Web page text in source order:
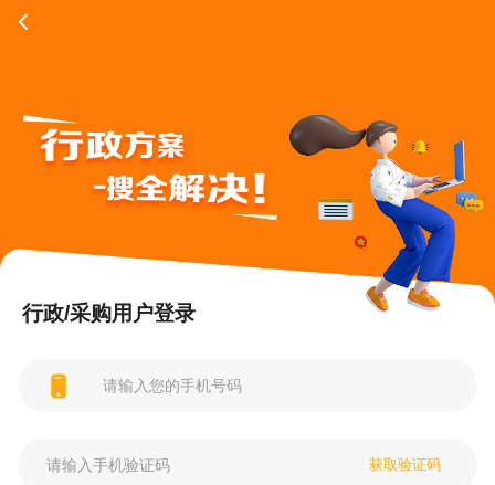
行政/采购用户登录
获取验证码